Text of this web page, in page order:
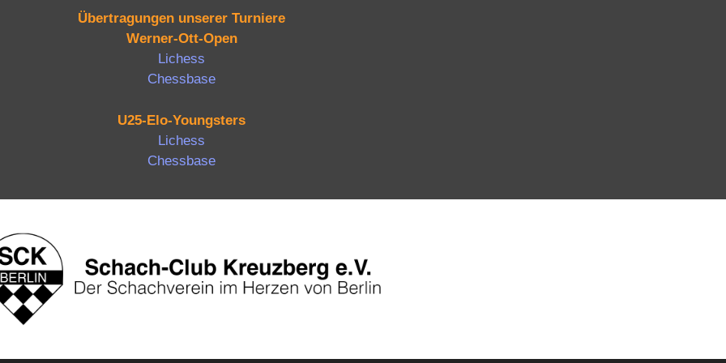
Übertragungen unserer Turniere
Werner-Ott-Open
Lichess
Chessbase
U25-Elo-Youngsters
Lichess
Chessbase